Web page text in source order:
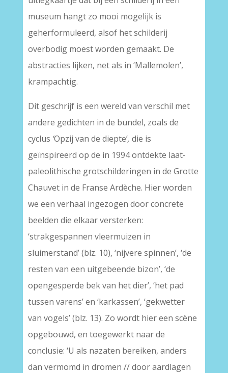
museum hangt zo mooi mogelijk is
geherformuleerd, alsof het schilderij
overbodig moest worden gemaakt. De
abstracties lijken, net als in ‘Mallemolen’,
krampachtig.
Dit geschrijf is een wereld van verschil met
andere gedichten in de bundel, zoals de
cyclus ‘Opzij van de diepte’, die is
geïnspireerd op de in 1994 ontdekte laat-
paleolithische grotschilderingen in de Grotte
Chauvet in de Franse Ardèche. Hier worden
we een verhaal ingezogen door concrete
beelden die elkaar versterken:
‘strakgespannen vleermuizen in
sluimerstand’ (blz. 10), ‘nijvere spinnen’, ‘de
resten van een uitgebeende bizon’, ‘de
opengesperde bek van het dier’, ‘het pad
tussen varens’ en ‘karkassen’, ‘gekwetter
van vogels’ (blz. 13). Zo wordt hier een scène
opgebouwd, en toegewerkt naar de
conclusie: ‘U als nazaten bereiken, anders
dan vermomd in dromen // door aardlagen